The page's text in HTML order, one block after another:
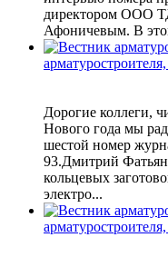
директором ООО
Афоничевым. В
Дорогие коллеги,
Нового года мы
шестой номер
93.Дмитрий
кольцевых
электро...